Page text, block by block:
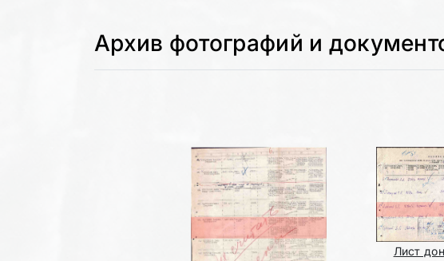
Архив фотографий и
Лист